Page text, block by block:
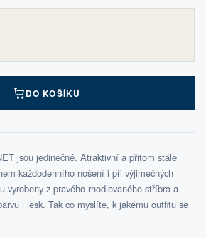
DO KOŠÍKU
jsou jedinečné. Atraktivní a přitom stále
každodenního nošení i při výjimečných
vyrobeny z pravého rhodiovaného stříbra a
i lesk. Tak co myslíte, k jakému outfitu se